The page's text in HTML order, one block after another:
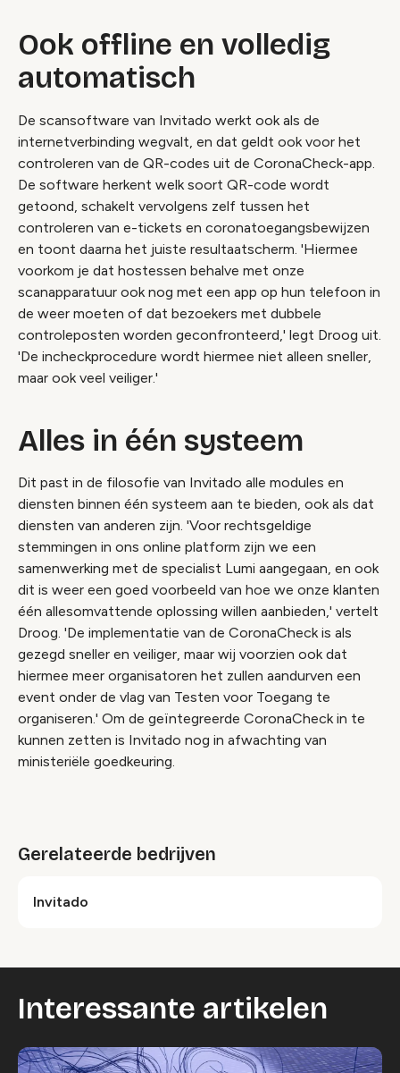
Ook offline en volledig
automatisch
De scansoftware van Invitado werkt ook als de
internetverbinding wegvalt, en dat geldt ook voor het
controleren van de QR-codes uit de CoronaCheck-app.
De software herkent welk soort QR-code wordt
getoond, schakelt vervolgens zelf tussen het
controleren van e-tickets en coronatoegangsbewijzen
en toont daarna het juiste resultaatscherm. 'Hiermee
voorkom je dat hostessen behalve met onze
scanapparatuur ook nog met een app op hun telefoon in
de weer moeten of dat bezoekers met dubbele
controleposten worden geconfronteerd,' legt Droog uit.
'De incheckprocedure wordt hiermee niet alleen sneller,
maar ook veel veiliger.'
Alles in één systeem
Dit past in de filosofie van Invitado alle modules en
diensten binnen één systeem aan te bieden, ook als dat
diensten van anderen zijn. 'Voor rechtsgeldige
stemmingen in ons online platform zijn we een
samenwerking met de specialist Lumi aangegaan, en ook
dit is weer een goed voorbeeld van hoe we onze klanten
één allesomvattende oplossing willen aanbieden,' vertelt
Droog. 'De implementatie van de CoronaCheck is als
gezegd sneller en veiliger, maar wij voorzien ook dat
hiermee meer organisatoren het zullen aandurven een
event onder de vlag van Testen voor Toegang te
organiseren.' Om de geïntegreerde CoronaCheck in te
kunnen zetten is Invitado nog in afwachting van
ministeriële goedkeuring.
Gerelateerde bedrijven
Invitado
Interessante artikelen